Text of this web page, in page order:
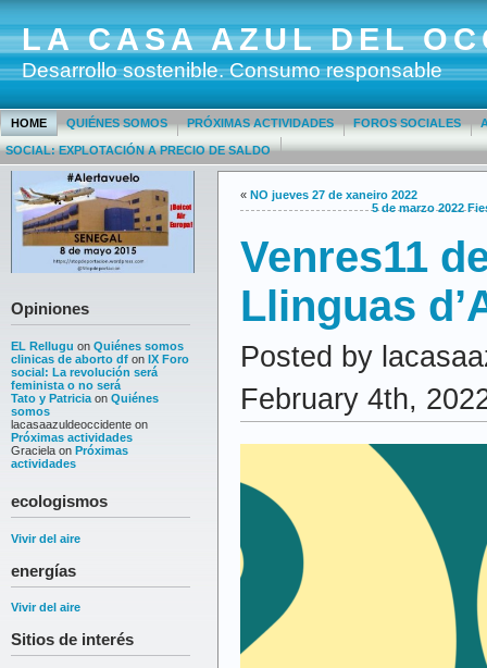
LA CASA AZUL DEL
Desarrollo sostenible. Consumo responsable
HOME QUIÉNES SOMOS PRÓXIMAS ACTIVIDADES FOROS SOCIALES
SOCIAL: EXPLOTACIÓN A PRECIO DE SALDO
Opiniones
EL Rellugu on Quiénes somos
clinicas de aborto df on IX Foro
social: La revolución será
feminista o no será
Tato y Patricia on Quiénes
somos
lacasaazuldeoccidente on
Próximas actividades
Graciela on Próximas
actividades
ecologismos
Vivir del aire
energías
Vivir del aire
Sitios de interés
« NO jueves 27 de xaneiro 2022
5 de marzo 2022
Venres11
Llinguas
Posted by
February 4th,